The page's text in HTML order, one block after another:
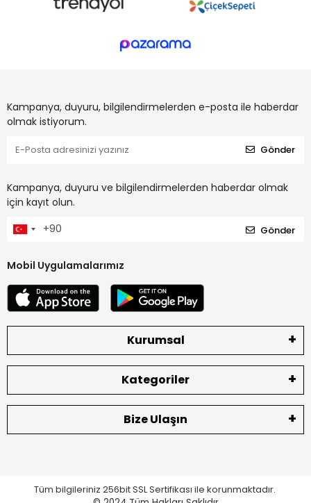
Kampanya, duyuru, bilgilendirmelerden e-posta ile haberdar
olmak istiyorum.
Gönder
Kampanya, duyuru ve bilgilendirmelerden haberdar olmak
için kayıt olun.
Gönder
Mobil Uygulamalarımız
Kurumsal
Kategoriler
Bize Ulaşın
Tüm bilgileriniz 256bit SSL Sertifikası ile korunmaktadır.